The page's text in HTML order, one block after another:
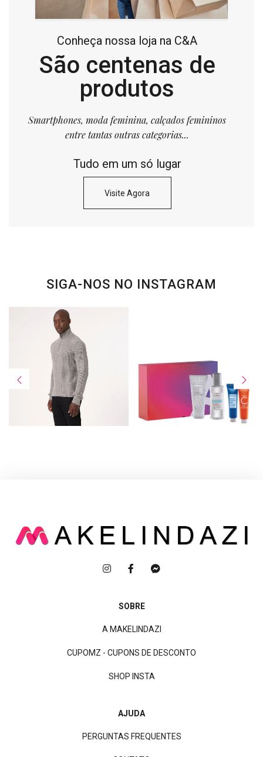
Conheça nossa loja na C&A
São centenas de
produtos
Smartphones, moda feminina, calçados femininos
entre tantas outras categorias...
Tudo em um só lugar
Visite Agora
SIGA-NOS NO INSTAGRAM
SOBRE
A MAKELINDAZI
CUPOMZ - CUPONS DE DESCONTO
SHOP INSTA
AJUDA
PERGUNTAS FREQUENTES